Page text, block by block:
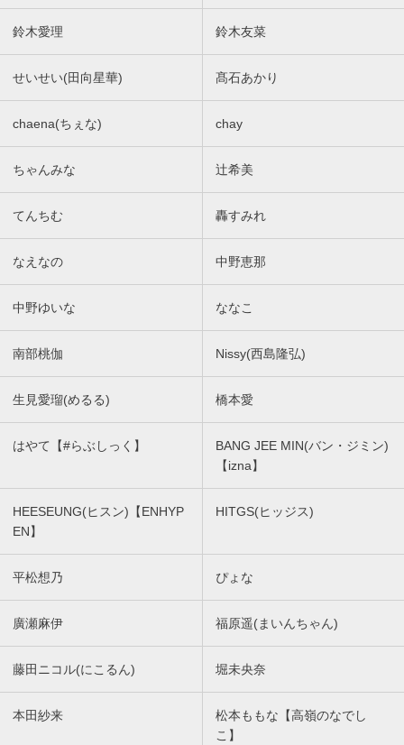
鈴木愛理 鈴木友菜
せいせい(田向星華) 髙石あかり
chaena(ちぇな) chay
ちゃんみな 辻希美
てんちむ 轟すみれ
なえなの 中野恵那
中野ゆいな ななこ
南部桃伽 Nissy(西島隆弘)
生見愛瑠(めるる) 橋本愛
はやて【#らぶしっく】
BANG JEE MIN(バン・ジミン)
【izna】
HEESEUNG(ヒスン)【ENHYP
EN】
HITGS(ヒッジス)
平松想乃 ぴょな
廣瀬麻伊 福原遥(まいんちゃん)
藤田ニコル(にこるん) 堀未央奈
本田紗来
松本ももな【高嶺のなでし
こ】